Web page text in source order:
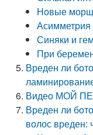
Новые
Асимметрия
Синяки и
При
Вреден ли
Видео МОЙ
Вреден ли
волос вреден: